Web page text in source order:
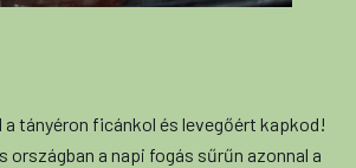
tányéron ficánkol és levegőért kapkod!
országban a napi fogás sűrűn azonnal a